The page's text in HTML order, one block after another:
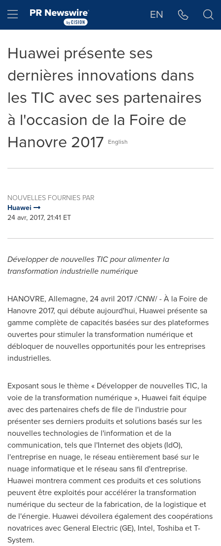
Hamburger menu EN
Huawei présente ses
dernières innovations dans
les TIC avec ses partenaires
à l'occasion de la Foire de
Hanovre 2017 English
NOUVELLES FOURNIES PAR
Huawei
24 avr, 2017, 21:41 ET
Développer de nouvelles TIC pour alimenter la
transformation industrielle numérique
HANOVRE, Allemagne, 24 avril 2017 /CNW/ - À la Foire de
Hanovre 2017, qui débute aujourd'hui, Huawei présente sa
gamme complète de capacités basées sur des plateformes
ouvertes pour stimuler la transformation numérique et
débloquer de nouvelles opportunités pour les entreprises
industrielles.
Exposant sous le thème « Développer de nouvelles TIC, la
voie de la transformation numérique », Huawei fait équipe
avec des partenaires chefs de file de l'industrie pour
présenter ses derniers produits et solutions basés sur les
nouvelles technologies de l'information et de la
communication, tels que l'Internet des objets (IdO),
l'entreprise en nuage, le réseau entièrement basé sur le
nuage informatique et le réseau sans fil d'entreprise.
Huawei montrera comment ces produits et ces solutions
peuvent être exploités pour accélérer la transformation
numérique du secteur de la fabrication, de la logistique et
de l'énergie. Huawei dévoilera également des coopérations
novatrices avec General Electric (GE), Intel, Toshiba et T-
System.